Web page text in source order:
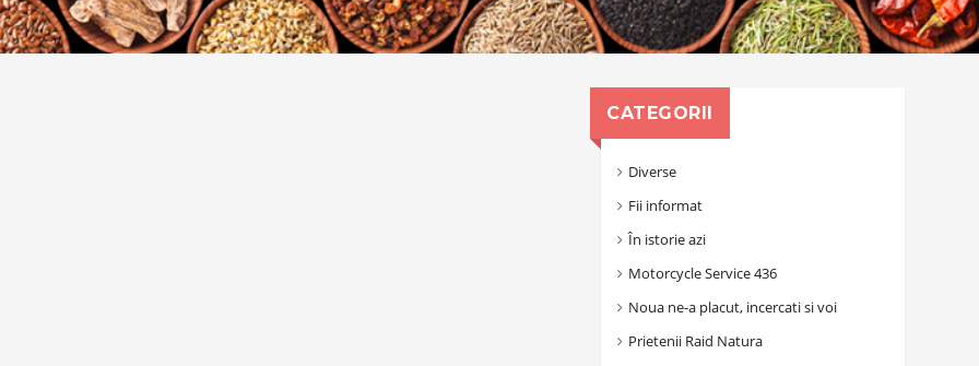
CATEGORII
Diverse
Fii informat
În istorie azi
Motorcycle Service 436
Noua ne-a placut, incercati si voi
Prietenii Raid Natura